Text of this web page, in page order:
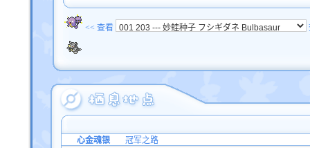
<< 查看
心金魂银
冠军之路